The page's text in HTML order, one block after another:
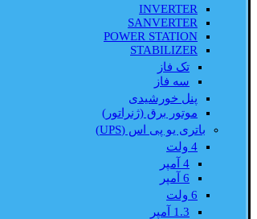
INVERTER
SANVERTER
POWER STATION
STABILIZER
تک فاز
سه فاز
پنل خورشیدی
موتور برق (ژنراتور)
باتری یو پی اس (UPS)
4 ولت
4 آمپر
6 آمپر
6 ولت
1.3 آمپر